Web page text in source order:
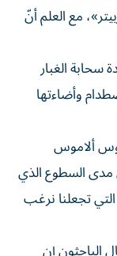
مع العلم أنّ
سحابة الغبار
وأضاءتها
ألاموس
مدى السطوع الذي
تجعلنا نرغب